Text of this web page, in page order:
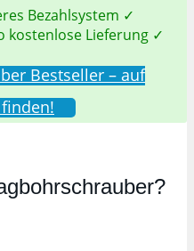
Bezahlsystem ✓
kostenlose Lieferung ✓
Bestseller – auf